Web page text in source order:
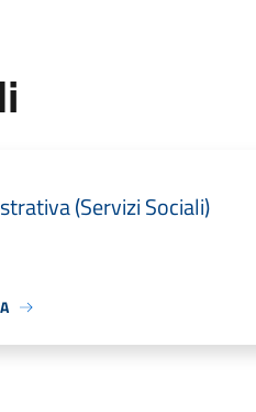
(Servizi Sociali)